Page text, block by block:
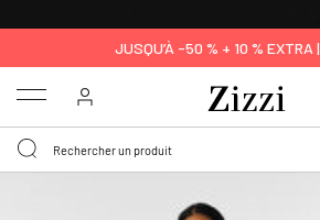
JUSQU’À -50 % + 10 % EXTRA |
Menu